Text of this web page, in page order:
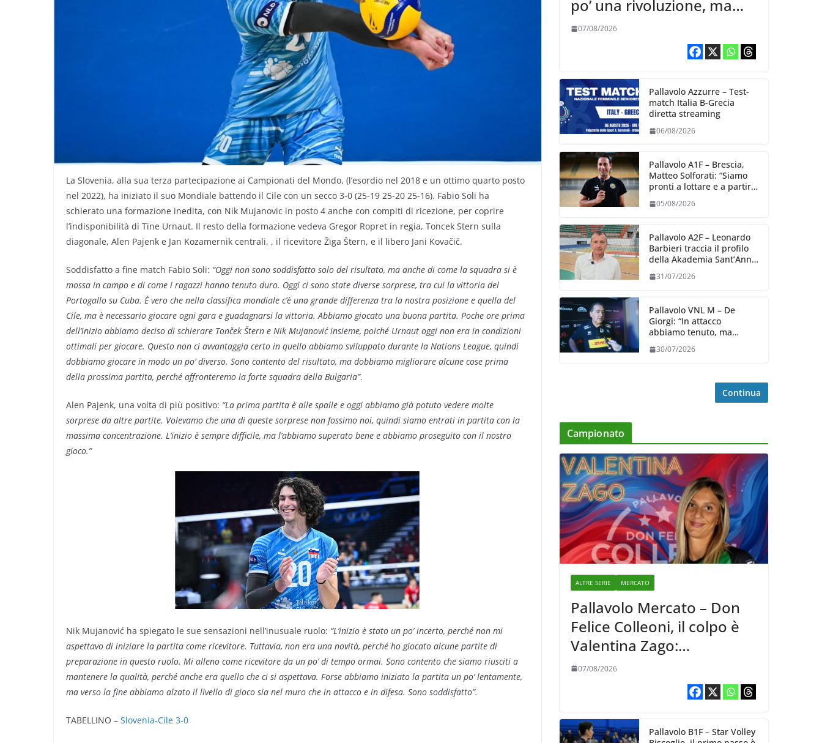
La Slovenia, alla sua terza partecipazione ai Campionati del Mondo, (l’esordio nel 2018 e un ottimo quarto posto
nel 2022), ha iniziato il suo Mondiale battendo il Cile con un secco 3-0 (25-19 25-20 25-16). Fabio Soli ha
schierato una formazione inedita, con Nik Mujanovic in posto 4 anche con compiti di ricezione, per coprire
l’indisponibilità di Tine Urnaut. Il resto della formazione vedeva Gregor Ropret in regia, Toncek Stern sulla
diagonale, Alen Pajenk e Jan Kozamernik centrali, , il ricevitore Žiga Štern, e il libero Jani Kovačič.
Soddisfatto a fine match Fabio Soli: “Oggi non sono soddisfatto solo del risultato, ma anche di come la squadra si è
mossa in campo e di come i ragazzi hanno tenuto duro. Oggi ci sono state diverse sorprese, tra cui la vittoria del
Portogallo su Cuba. È vero che nella classifica mondiale c’è una grande differenza tra la nostra posizione e quella del
Cile, ma è necessario giocare ogni gara e guadagnarsi la vittoria. Abbiamo giocato una buona partita. Poche ore prima
dell’inizio abbiamo deciso di schierare Tonček Štern e Nik Mujanović insieme, poiché Urnaut oggi non era in condizioni
ottimali per giocare. Questo non ci avvantaggia certo in quello abbiamo sviluppato durante la Nations League, quindi
dobbiamo giocare in modo un po’ diverso. Sono contento del risultato, ma dobbiamo migliorare alcune cose prima
della prossima partita, perché affronteremo la forte squadra della Bulgaria”.
Alen Pajenk, una volta di più positivo: “La prima partita è alle spalle e oggi abbiamo già potuto vedere molte
sorprese da altre partite. Volevamo che una di queste sorprese non fossimo noi, quindi siamo entrati in partita con la
massima concentrazione. L’inizio è sempre difficile, ma l’abbiamo superato bene e abbiamo proseguito con il nostro
gioco.”
Nik Mujanović ha spiegato le sue sensazioni nell’inusuale ruolo: “L’inizio è stato un po’ incerto, perché non mi
aspettavo di iniziare la partita come ricevitore. Tuttavia, non era una novità, perché ho giocato alcune partite di
preparazione in questo ruolo. Mi alleno come ricevitore da un po’ di tempo ormai. Sono contento che siamo riusciti a
mantenere la qualità, perché anche era quello che ci si aspettava. Forse abbiamo iniziato la partita un po’ lentamente,
ma verso la fine abbiamo alzato il livello di gioco sia nel muro che in attacco e in difesa. Sono soddisfatto”.
TABELLINO – Slovenia-Cile 3-0
po’ una rivoluzione, ma
abbiamo le idee chiare siu
cosa vogliamo fare”
07/08/2026
Pallavolo Azzurre – Test-
match Italia B-Grecia
diretta streaming
06/08/2026
Pallavolo A1F – Brescia,
Matteo Solforati: “Siamo
pronti a lottare e a partire
giorno”
05/08/2026
Pallavolo A2F – Leonardo
Barbieri traccia il profilo
della Akademia Sant’Anna
31/07/2026
Pallavolo VNL M – De
Giorgi: “In attacco
abbiamo tenuto, ma
dalla prestazione in
30/07/2026
Continua
Campionato
ALTRE SERIE MERCATO
Pallavolo Mercato – Don
Felice Colleoni, il colpo è
Valentina Zago:
esperienza e oltre 5.000
punti al servizio di
07/08/2026
Pallavolo B1F – Star Volley